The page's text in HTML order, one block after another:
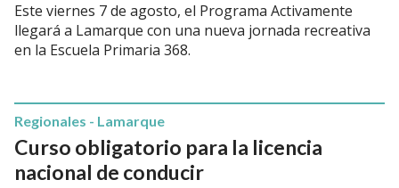
Este viernes 7 de agosto, el Programa Activamente
llegará a Lamarque con una nueva jornada recreativa
en la Escuela Primaria 368.
Curso obligatorio para la licencia
nacional de conducir
Regionales - Lamarque